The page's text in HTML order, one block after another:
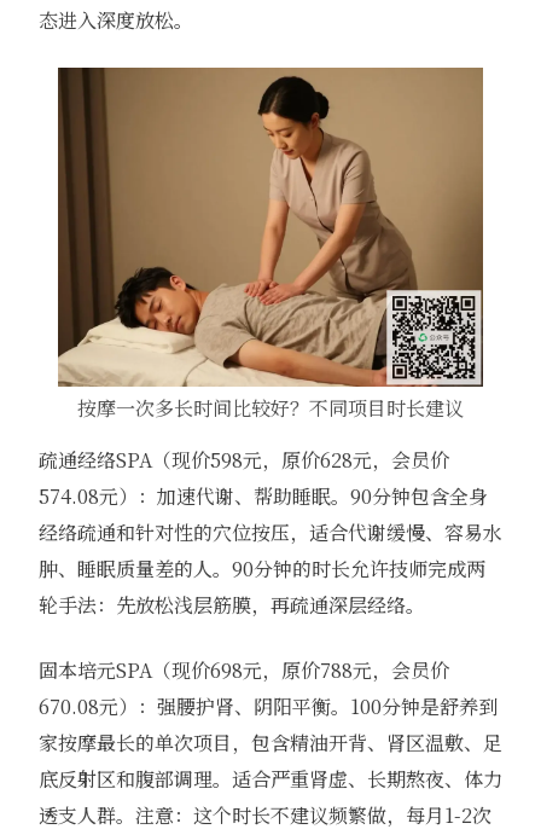
态进入深度放松。
按摩一次多长时间比较好？不同项目时长建议
疏通经络SPA（现价598元，原价628元，会员价
574.08元）：加速代谢、帮助睡眠。90分钟包含全身
经络疏通和针对性的穴位按压，适合代谢缓慢、容易水
肿、睡眠质量差的人。90分钟的时长允许技师完成两
轮手法：先放松浅层筋膜，再疏通深层经络。
固本培元SPA（现价698元，原价788元，会员价
670.08元）：强腰护肾、阴阳平衡。100分钟是舒养到
家按摩最长的单次项目，包含精油开背、肾区温敷、足
底反射区和腹部调理。适合严重肾虚、长期熬夜、体力
透支人群。注意：这个时长不建议频繁做，每月1-2次